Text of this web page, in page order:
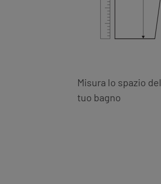
Misura lo spazio del
tuo bagno